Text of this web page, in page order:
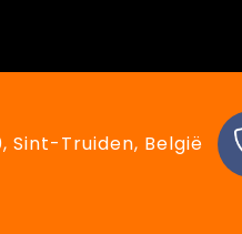
Truiden, België